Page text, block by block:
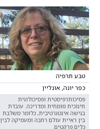
טבע תרפיה
כפר יונה, אונליין
פסיכותרפיסטית ופסיכולוגית
חינוכית מומחית ומדריכה. עובדת
בגישה אינטגרטיבית, כלומר משלבת
בין ראיית עולם רחבה ומעמיקה לבין
כלים פרקטים.